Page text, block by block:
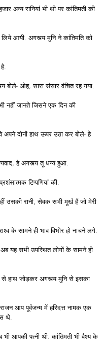
अन्य रानियां भी थी पर कांतिमती की
आयी. अगस्त्य मुनि ने कांतिमति को
बोले- ओह, सारा संसार वंचित रह गया.
नहीं जानते जिसने एक दिन की
अपने दोनों हाथ ऊपर उठा कर बोले- हे
हे अगस्त्य तू धन्य हुआ.
टिप्पणियां की.
उसकी रानी, सेवक सभी मूर्ख हैं जो मेरी
के सामने ही भाव विभोर हो नाचने लगे.
यह सभी उपस्थित लोगों के सामने ही
से हाथ जोड़कर अगस्त्य मुनि से इसका
आप पूर्वजन्म में हरिदत्त नामक एक
थे.
आपकी पत्नी थी. कांतिमती भी वैश्य के